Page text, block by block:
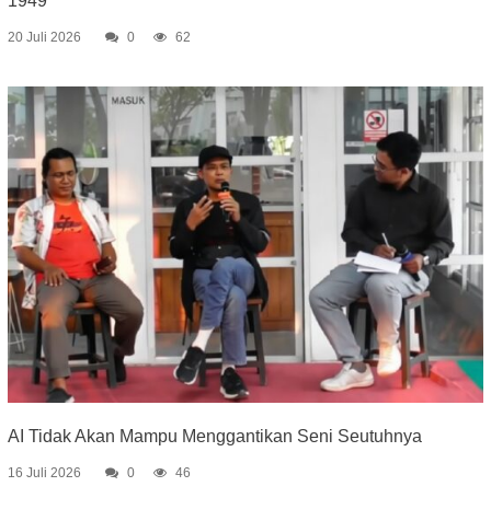
20 Juli 2026 0 62
AI Tidak Akan Mampu Menggantikan Seni Seutuhnya
16 Juli 2026 0 46